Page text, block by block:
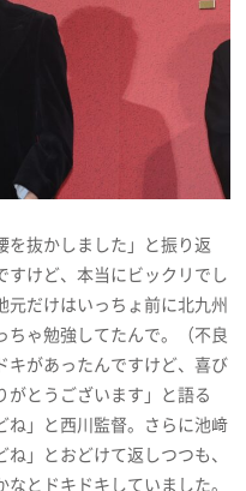
を抜かしました」と振り返
すけど、本当にビックリでし
元だけはいっちょ前に北九州
ちゃ勉強してたんで。（不良
キがあったんですけど、喜び
がとうございます」と語る
ね」と西川監督。さらに池﨑
」とおどけて返しつつも、
とドキドキしていました。